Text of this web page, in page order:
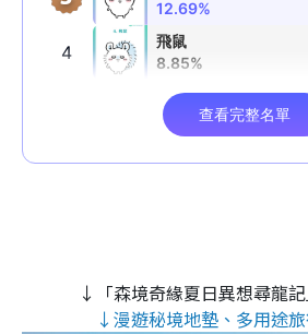
↓「森境奇緣夏日異想尋龍
↓漫遊秘境地墊、多用途